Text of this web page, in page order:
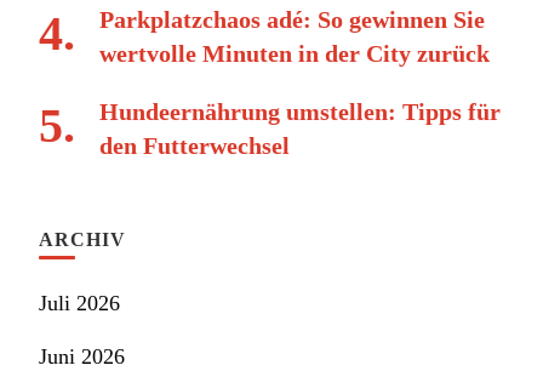
Parkplatzchaos adé: So gewinnen Sie
wertvolle Minuten in der City zurück
Hundeernährung umstellen: Tipps für
den Futterwechsel
ARCHIV
Juli 2026
Juni 2026